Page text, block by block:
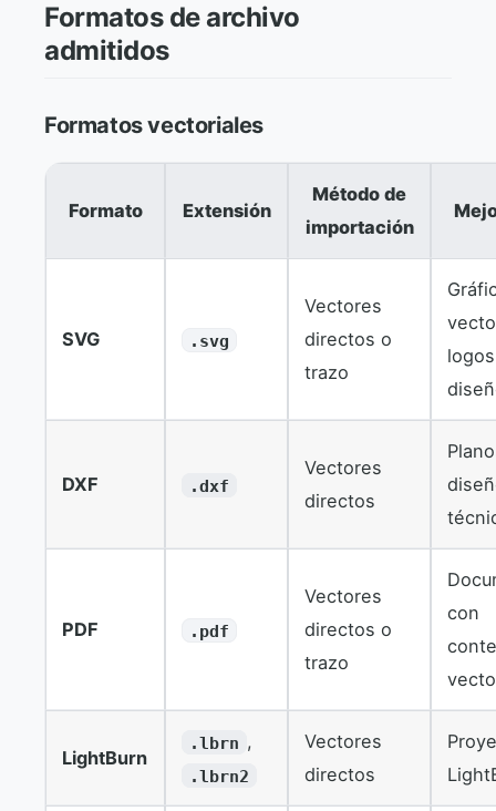
Formatos de archivo
admitidos
Formatos vectoriales
Formato Extensión
Método de
importación
SVG .svg
Vectores
directos o
trazo
DXF .dxf
Vectores
directos
PDF .pdf
Vectores
directos o
trazo
con
LightBurn
.lbrn ,
.lbrn2
Vectores
directos